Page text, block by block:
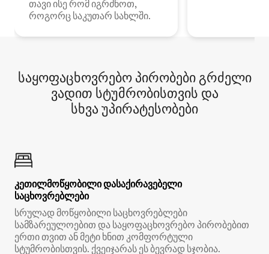
თავი ისე რომ იგრძნოთ,
როგორც საკუთარ სახლში.
საყოფაცხოვრებო პირობები გრძელი
ვადით სტუმრობისთვის და
სხვა უპირატესობები
კეთილმოწყობილი დასაქირავებელი
საცხოვრებლები
სრულად მოწყობილი საცხოვრებლები
სამზარეულოებით და საყოფაცხოვრებო პირობებით
ერთი თვით ან მეტი ხნით კომფორტული
სტუმრობისთვის. ქვეიჯარას ეს ბევრად სჯობია.